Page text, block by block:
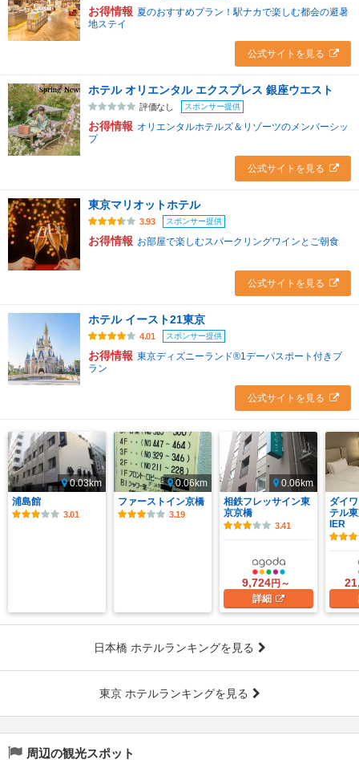
お得情報 夏のおすすめプラン！駅ナカで楽しむ都会の避暑
地ステイ
公式サイトを見る
ホテル オリエンタル エクスプレス 銀座ウエスト
評価なし スポンサー提供
お得情報 オリエンタルホテルズ＆リゾーツのメンバーシッ
プ
公式サイトを見る
東京マリオットホテル
3.93 スポンサー提供
お得情報 お部屋で楽しむスパークリングワインとご朝食
公式サイトを見る
ホテル イースト21東京
4.01 スポンサー提供
お得情報 東京ディズニーランド®1デーパスポート付きプ
ラン
公式サイトを見る
0.03km
浦島館
3.01
0.06km
ファーストイン京橋
3.19
0.06km
相鉄フレッサイン東
京京橋
3.41
9,724円～
詳細
ダイ
テル
IER
日本橋 ホテルランキングを見る
東京 ホテルランキングを見る
周辺の観光スポット